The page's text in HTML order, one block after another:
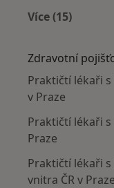
Více (15)
Zdravotní
Praktičtí lékaři
v Praze
Praktičtí lékaři
Praze
Praktičtí lékaři
vnitra ČR v Praze